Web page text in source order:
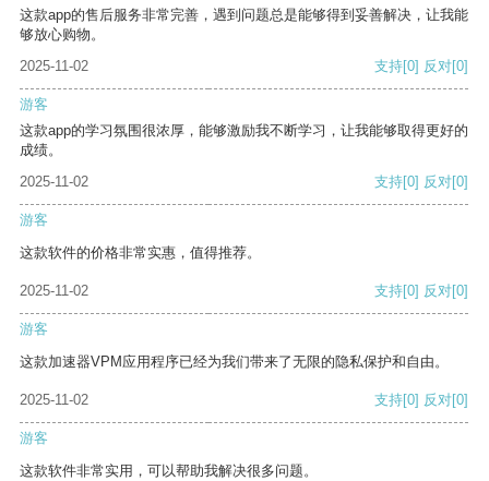
这款app的售后服务非常完善，遇到问题总是能够得到妥善解决，让我能
够放心购物。
2025-11-02
支持[0] 反对[0]
游客
这款app的学习氛围很浓厚，能够激励我不断学习，让我能够取得更好的
成绩。
2025-11-02
支持[0] 反对[0]
游客
这款软件的价格非常实惠，值得推荐。
2025-11-02 支持[0] 反对[0]
游客
这款加速器VPM应用程序已经为我们带来了无限的隐私保护和自由。
2025-11-02 支持[0] 反对[0]
游客
这款软件非常实用，可以帮助我解决很多问题。